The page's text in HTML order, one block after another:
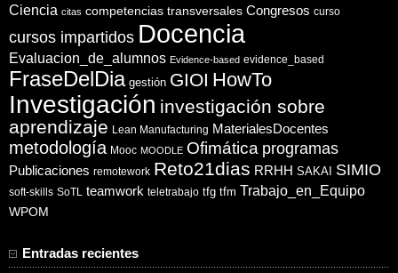
Ciencia citas competencias transversales Congresos curso
cursos impartidos Docencia
Evaluacion_de_alumnos Evidence-based evidence_based
FraseDelDia gestión GIOI HowTo
Investigación investigación sobre
aprendizaje Lean Manufacturing MaterialesDocentes
metodología Mooc MOODLE Ofimática programas
Publicaciones remotework Reto21dias RRHH SAKAI SIMIO
soft-skills SoTL teamwork teletrabajo tfg tfm Trabajo_en_Equipo
WPOM
Entradas recientes